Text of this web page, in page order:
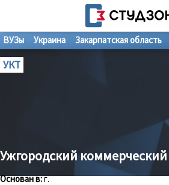
ВУЗы Украина Закарпатская область
УКТ
Ужгородский
Основан в:г.